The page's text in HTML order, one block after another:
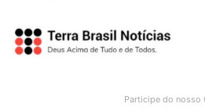
Participe do nosso